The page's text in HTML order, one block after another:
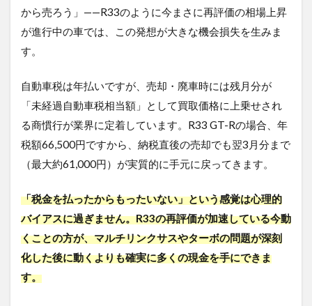
から売ろう」——R33のように今まさに再評価の相場上昇
が進行中の車では、この発想が大きな機会損失を生みま
す。
自動車税は年払いですが、売却・廃車時には残月分が
「未経過自動車税相当額」として買取価格に上乗せされ
る商慣行が業界に定着しています。R33 GT-Rの場合、年
税額66,500円ですから、納税直後の売却でも翌3月分まで
（最大約61,000円）が実質的に手元に戻ってきます。
「税金を払ったからもったいない」という感覚は心理的
バイアスに過ぎません。R33の再評価が加速している今動
くことの方が、マルチリンクサスやターボの問題が深刻
化した後に動くよりも確実に多くの現金を手にできま
す。